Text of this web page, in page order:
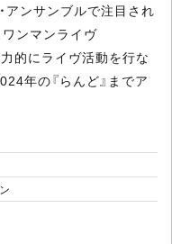
アンサンブルで注目され
ワンマンライヴ
力的にライヴ活動を行な
年の『らんど』までア